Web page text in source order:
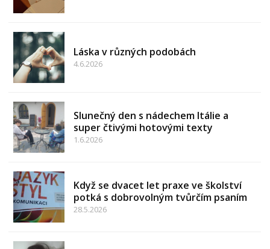
Láska v různých podobách
4.6.2026
Slunečný den s nádechem Itálie a
super čtivými hotovými texty
1.6.2026
Když se dvacet let praxe ve školství
potká s dobrovolným tvůrčím psaním
28.5.2026